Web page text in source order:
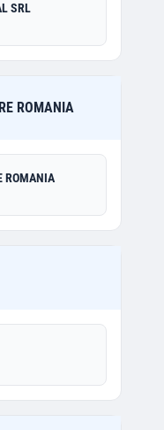
SRL
ROMANIA
ROMANIA